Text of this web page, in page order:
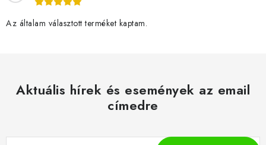
Az általam választott terméket kaptam.
Aktuális hírek és események az email
címedre